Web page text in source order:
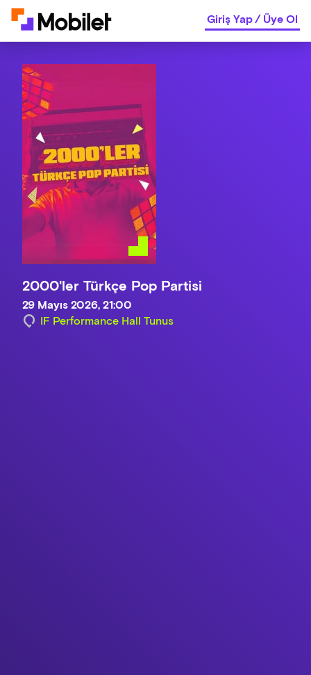
Giriş Yap/Üye Ol
2000'ler Türkçe Pop Partisi
29 Mayıs 2026, 21:00
IF Performance Hall Tunus